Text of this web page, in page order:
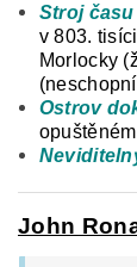
Stroj
v 803.
Morlocky
Ostrov
John